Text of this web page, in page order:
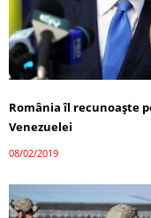
România îl recunoaşte
Venezuelei
08/02/2019